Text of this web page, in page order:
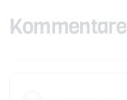
Kommentare